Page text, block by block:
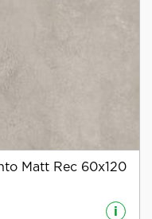
Matt Rec 60x120
i